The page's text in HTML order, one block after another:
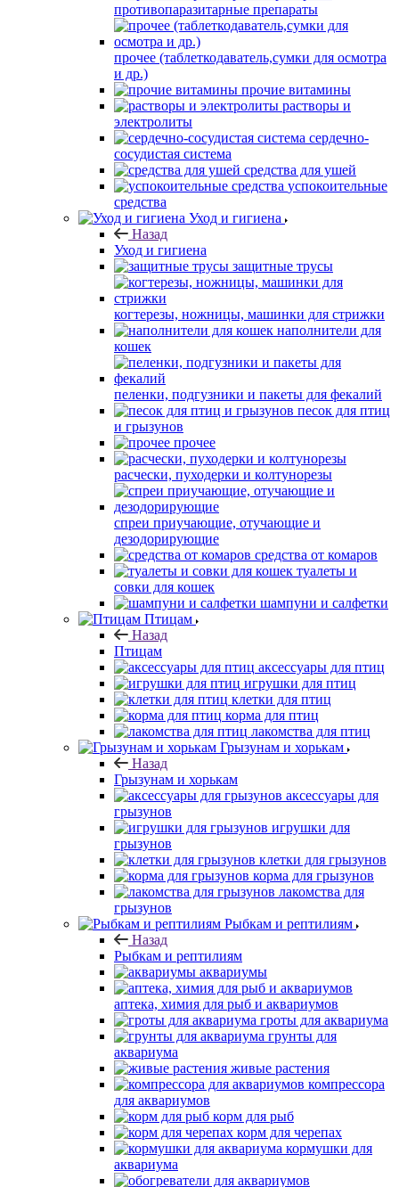
противопаразитарные препараты
прочее (таблеткодаватель,сумки для осмотра
и др.)
прочие витамины
растворы и
электролиты
сердечно-
сосудистая система
средства для ушей
успокоительные
средства
Уход и гигиена
Назад
Уход и гигиена
защитные трусы
когтерезы, ножницы, машинки для стрижки
наполнители для
кошек
пеленки, подгузники и пакеты для фекалий
песок для птиц
и грызунов
прочее
расчески, пуходерки и колтунорезы
спреи приучающие, отучающие и
дезодорирующие
средства от комаров
туалеты и
совки для кошек
шампуни и салфетки
Птицам
Назад
Птицам
аксессуары для птиц
игрушки для птиц
клетки для птиц
корма для птиц
лакомства для птиц
Грызунам и хорькам
Назад
Грызунам и хорькам
аксессуары для
грызунов
игрушки для
грызунов
клетки для грызунов
корма для грызунов
лакомства для
грызунов
Рыбкам и рептилиям
Назад
Рыбкам и рептилиям
аквариумы
аптека, химия для рыб и аквариумов
гроты для аквариума
грунты для
аквариума
живые растения
компрессора
для аквариумов
корм для рыб
корм для черепах
кормушки для
аквариума